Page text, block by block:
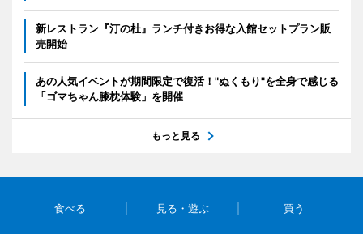
新レストラン『汀の杜』ランチ付きお得な入館セットプラン販
売開始
あの人気イベントが期間限定で復活！"ぬくもり"を全身で感じる
「ゴマちゃん膝枕体験」を開催
もっと見る
食べる 見る・遊ぶ 買う